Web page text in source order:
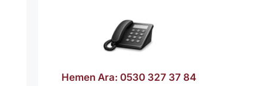
Hemen Ara: 0530 327 37 84